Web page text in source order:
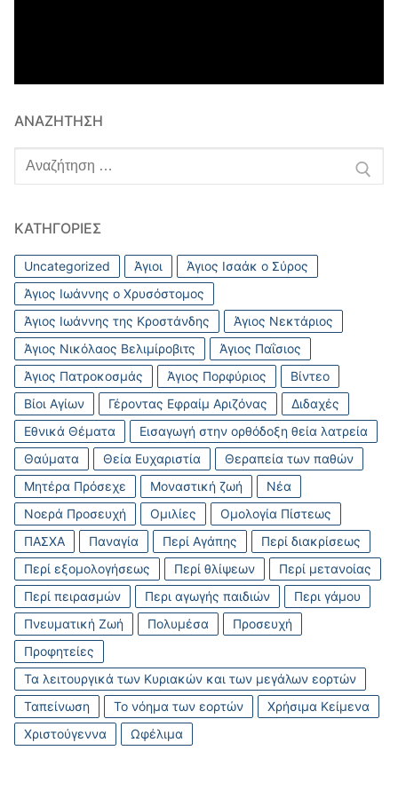
ΑΝΑΖΉΤΗΣΗ
Αναζήτηση
ΚΑΤΗΓΟΡΊΕΣ
Uncategorized Άγιοι
Άγιος Ισαάκ ο Σύρος
Άγιος Ιωάννης ο Χρυσόστομος
Άγιος Ιωάννης της Κροστάνδης
Άγιος Νεκτάριος
Άγιος Νικόλαος Βελιμίροβιτς
Άγιος Παΐσιος
Άγιος Πατροκοσμάς
Άγιος Πορφύριος
Βίντεο
Βίοι Αγίων
Γέροντας Εφραίμ Αριζόνας
Διδαχές
Εθνικά Θέματα
Εισαγωγή στην ορθόδοξη θεία λατρεία
Θαύματα
Θεία Ευχαριστία
Θεραπεία των παθών
Μητέρα Πρόσεχε
Μοναστική ζωή
Νέα
Νοερά Προσευχή
Ομιλίες
Ομολογία Πίστεως
ΠΑΣΧΑ
Παναγία Περί Αγάπης
Περί διακρίσεως
Περί εξομολογήσεως
Περί θλίψεων
Περί μετανοίας
Περί πειρασμών
Περι αγωγής παιδιών
Περι γάμου
Πνευματική Ζωή
Πολυμέσα
Προσευχή
Προφητείες
Τα λειτουργικά των Κυριακών και των μεγάλων εορτών
Ταπείνωση
Το νόημα των εορτών
Χρήσιμα Κείμενα
Χριστούγεννα
Ωφέλιμα